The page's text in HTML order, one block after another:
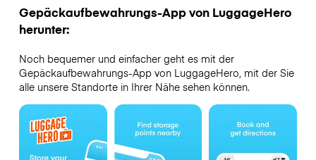
Gepäckaufbewahrungs-App von LuggageHero
herunter:
Noch bequemer und einfacher geht es mit der
Gepäckaufbewahrungs-App von LuggageHero, mit der Sie
alle unsere Standorte in Ihrer Nähe sehen können.